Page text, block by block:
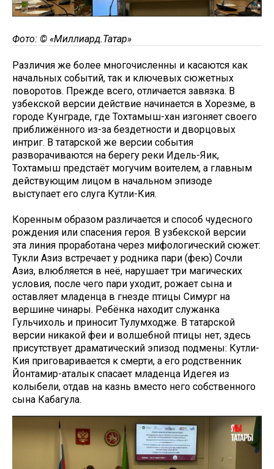
Фото: © «Миллиард.Татар»
Различия же более многочисленны и касаются как
начальных событий, так и ключевых сюжетных
поворотов. Прежде всего, отличается завязка. В
узбекской версии действие начинается в Хорезме, в
городе Кунграде, где Тохтамыш-хан изгоняет своего
приближённого из-за бездетности и дворцовых
интриг. В татарской же версии события
разворачиваются на берегу реки Идель-Яик,
Тохтамыш предстаёт могучим воителем, а главным
действующим лицом в начальном эпизоде
выступает его слуга Кутли-Кия.
Коренным образом различается и способ чудесного
рождения или спасения героя. В узбекской версии
эта линия проработана через мифологический сюжет:
Тукли Азиз встречает у родника пари (фею) Сочли
Азиз, влюбляется в неё, нарушает три магических
условия, после чего пари уходит, рожает сына и
оставляет младенца в гнезде птицы Симург на
вершине чинары. Ребёнка находит служанка
Гульчихоль и приносит Тулумходже. В татарской
версии никакой феи и волшебной птицы нет, здесь
присутствует драматический эпизод подмены: Кутли-
Кия приговаривается к смерти, а его родственник
Йонтамир-аталык спасает младенца Идегея из
колыбели, отдав на казнь вместо него собственного
сына Кабагула.